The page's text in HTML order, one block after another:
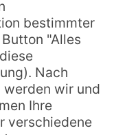
die Fijis
Die
dabei in
genauer
und
Dort